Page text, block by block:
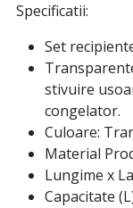
Specificatii:
Set
stivuire
congelator.
Culoare:
Material
Lungime x
Capacitate